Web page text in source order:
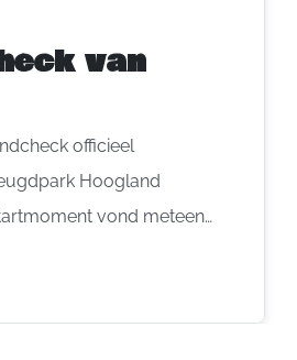
van
officieel
Hoogland
vond meteen
de pers, ook met een
duidelijk waar het om